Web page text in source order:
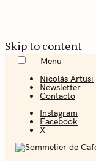
Skip to content
Menu
Nicolás Artusi
Newsletter
Contacto
Instagram
Facebook
X